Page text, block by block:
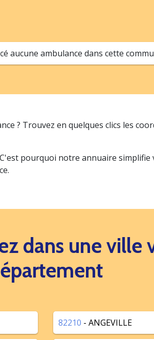
aucune ambulance dans cette
? Trouvez en quelques clics les
pourquoi notre annuaire
dans une
82210 - ANGEVILLE